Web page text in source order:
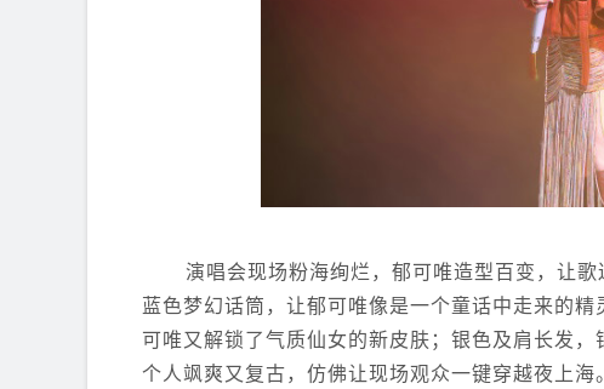
演唱会现场粉海绚烂，郁可唯造型百变，让
蓝色梦幻话筒，让郁可唯像是一个童话中走来的
可唯又解锁了气质仙女的新皮肤；银色及肩长发
个人飒爽又复古，仿佛让现场观众一键穿越夜上